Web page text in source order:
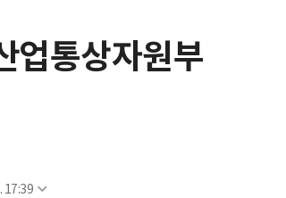
업통상자원부
17:39